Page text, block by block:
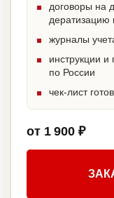
договоры на
дератизацию
журналы
инструкции
по России
чек-лист
от 1 900 ₽